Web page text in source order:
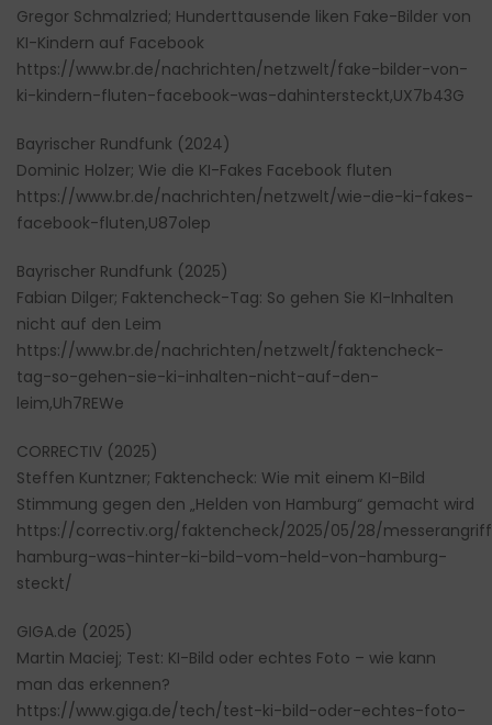
Gregor Schmalzried; Hunderttausende liken Fake-Bilder von
KI-Kindern auf Facebook
https://www.br.de/nachrichten/netzwelt/fake-bilder-von-
ki-kindern-fluten-facebook-was-dahintersteckt,UX7b43G
Bayrischer Rundfunk (2024)
Dominic Holzer; Wie die KI-Fakes Facebook fluten
https://www.br.de/nachrichten/netzwelt/wie-die-ki-fakes-
facebook-fluten,U87olep
Bayrischer Rundfunk (2025)
Fabian Dilger; Faktencheck-Tag: So gehen Sie KI-Inhalten
nicht auf den Leim
https://www.br.de/nachrichten/netzwelt/faktencheck-
tag-so-gehen-sie-ki-inhalten-nicht-auf-den-
leim,Uh7REWe
CORRECTIV (2025)
Steffen Kuntzner; Faktencheck: Wie mit einem KI-Bild
Stimmung gegen den „Helden von Hamburg“ gemacht wird
https://correctiv.org/faktencheck/2025/05/28/
hamburg-was-hinter-ki-bild-vom-held-von-hamburg-
steckt/
GIGA.de (2025)
Martin Maciej; Test: KI-Bild oder echtes Foto – wie kann
man das erkennen?
https://www.giga.de/tech/test-ki-bild-oder-echtes-foto-